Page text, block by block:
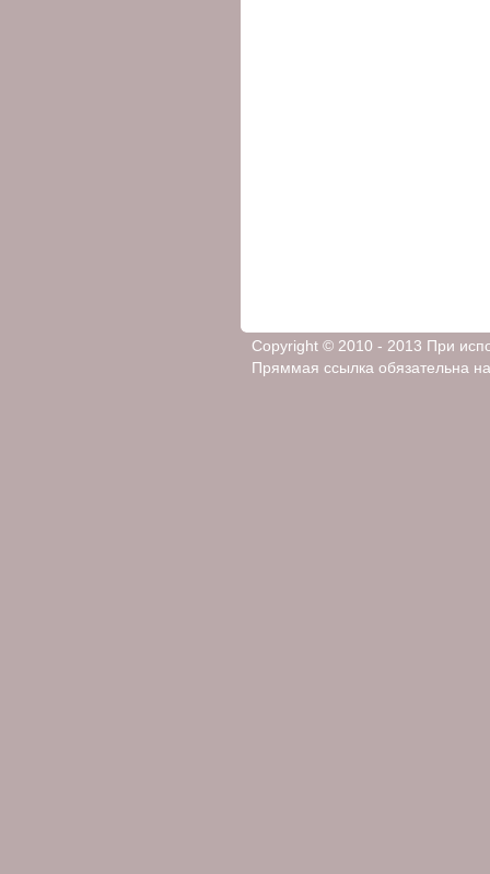
Copyright © 2010 - 2013 При
Пряммая ссылка обязательна